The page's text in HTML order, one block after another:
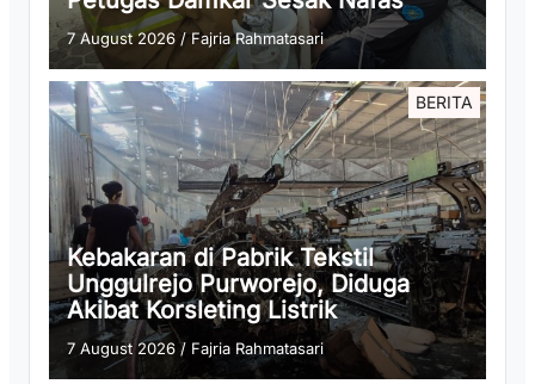
7 August 2026 /Fajria Rahmatasari
BERITA
Kebakaran di Pabrik Tekstil
Unggulrejo Purworejo, Diduga
Akibat Korsleting Listrik
7 August 2026/ Fajria Rahmatasari